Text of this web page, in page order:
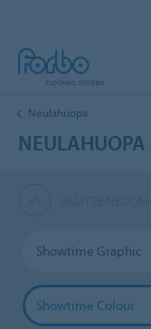
Neulahuopa
NEULAHUOPA
Showtime Graphic
Showtime Colour